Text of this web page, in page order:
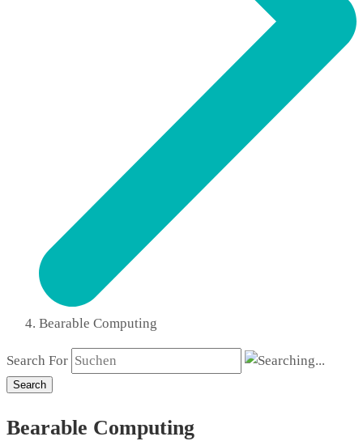
Bearable Computing
Search For
Search
Bearable Computing